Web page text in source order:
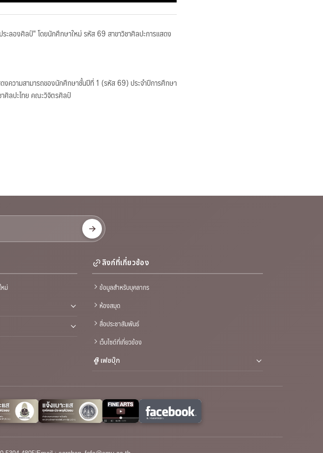
ลองศิลป์" โดยนักศึกษาใหม่ รหัส 69 สาขาวิชาศิลปะการแสดง
ความสามารถของนักศึกษาชั้นปีที่ 1 (รหัส 69) ประจำปีการศึกษา
ศิลปะไทย คณะวิจิตรศิลป์
ม่
ลิงก์ที่เกี่ยวข้อง
ข้อมูลสำหรับบุคลากร
ห้องสมุด
สื่อประชาสัมพันธ์
เว็บไซต์ที่เกี่ยวข้อง
เฟซบุ๊ก